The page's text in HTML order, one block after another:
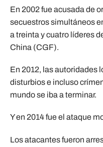
En 2002 fue acusada de
secuestros simultáneos
a treinta y cuatro líderes
China (CGF).
En 2012, las autoridades
disturbios e incluso
mundo se iba a terminar.
Y en 2014 fue el ataque
Los atacantes fueron